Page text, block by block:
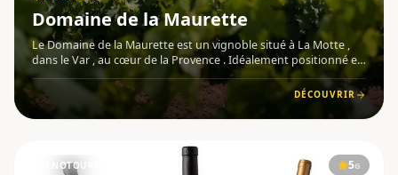
Domaine de la Maurette
Le Domaine de la Maurette est un vignoble situé à La Motte ,
dans le Var , au cœur de la Provence . Idéalement positionné en
aval des gorges de Pennafort, sur le chemin qui ouvre vers la
vallée des Esclans, le domaine s'étend sur une vingtaDÉCOUVRIR
OENOTOURISME 5G